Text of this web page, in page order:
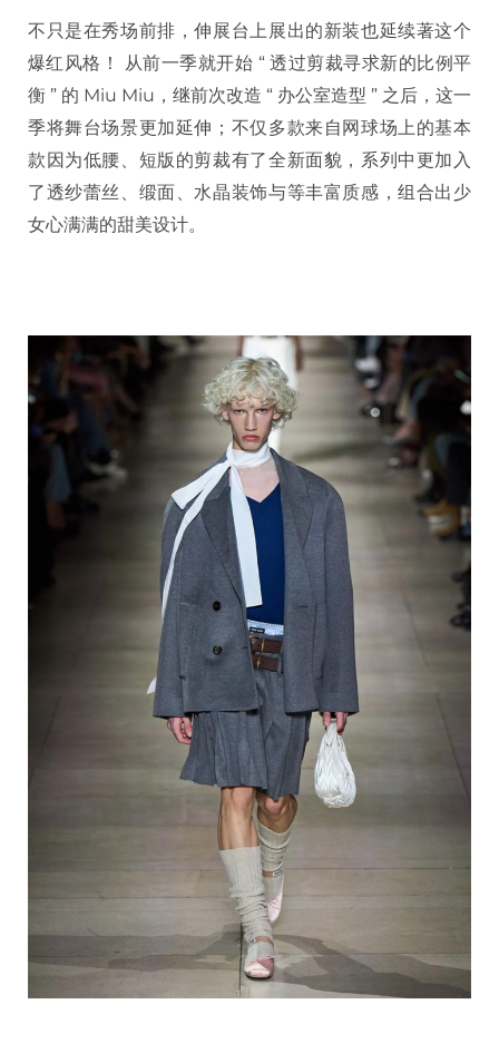
不只是在秀场前排，伸展台上展出的新装也延续著这个
爆红风格！ 从前一季就开始 “ 透过剪裁寻求新的比例平
衡 ” 的 Miu Miu，继前次改造 “ 办公室造型 ” 之后，这一
季将舞台场景更加延伸；不仅多款来自网球场上的基本
款因为低腰、短版的剪裁有了全新面貌，系列中更加入
了透纱蕾丝、缎面、水晶装饰与等丰富质感，组合出少
女心满满的甜美设计。